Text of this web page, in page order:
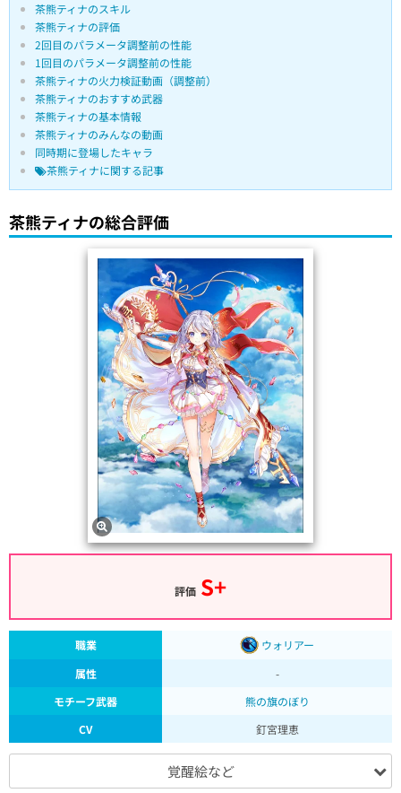
茶熊ティナのスキル
茶熊ティナの評価
2回目のパラメータ調整前の性能
1回目のパラメータ調整前の性能
茶熊ティナの火力検証動画（調整前）
茶熊ティナのおすすめ武器
茶熊ティナの基本情報
茶熊ティナのみんなの動画
同時期に登場したキャラ
茶熊ティナに関する記事
茶熊ティナの総合評価
評価 S+
職業
ウォリアー
属性
-
モチーフ武器
熊の旗のぼり
CV
釘宮理恵
覚醒絵など